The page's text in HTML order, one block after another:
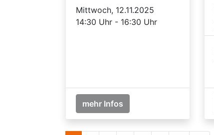
Mittwoch, 12.11.2025
14:30 Uhr - 16:30 Uhr
mehr Infos